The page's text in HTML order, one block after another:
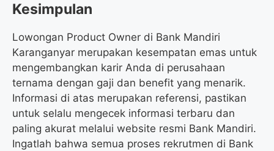
Kesimpulan
Lowongan Product Owner di Bank Mandiri
Karanganyar merupakan kesempatan emas untuk
mengembangkan karir Anda di perusahaan
ternama dengan gaji dan benefit yang menarik.
Informasi di atas merupakan referensi, pastikan
untuk selalu mengecek informasi terbaru dan
paling akurat melalui website resmi Bank Mandiri.
Ingatlah bahwa semua proses rekrutmen di Bank